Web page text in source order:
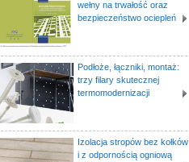
wełny na trwałość oraz
bezpieczeństwo ociepleń
Podłoże, łączniki, montaż:
trzy filary skutecznej
termomodernizacji
Izolacja stropów bez kołków
i z odpornością ogniową